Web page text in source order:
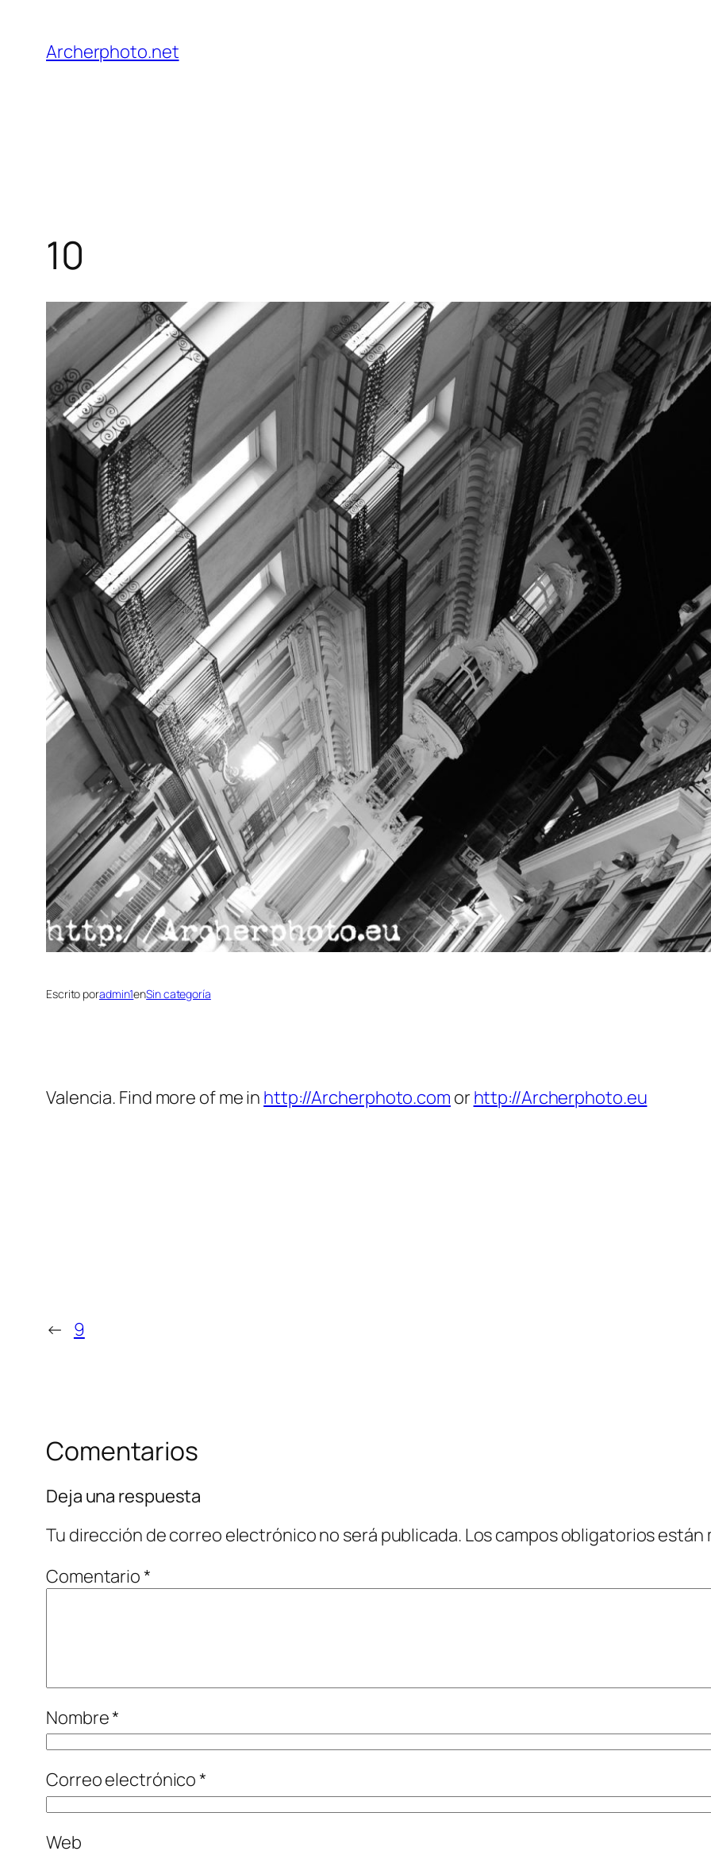
contenido
Archerphoto.net
10
Escrito poradmin1enSin categoría
Valencia. Find more of me in http://Archerphoto.com or http://Archerphoto.eu
← 9
Comentarios
Deja una respuesta
Tu dirección de correo electrónico no será publicada. Los campos obligatorios
Comentario*
Nombre*
Correo electrónico*
Web